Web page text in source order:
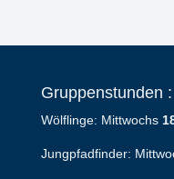
Gruppenstunden :
Wölflinge: Mittwochs
Jungpfadfinder: